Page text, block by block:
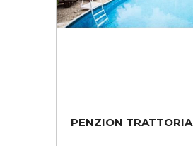
PENZION TRATTORIA